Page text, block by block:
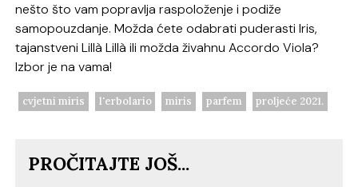
nešto što vam popravlja raspoloženje i podiže
samopouzdanje. Možda ćete odabrati puderasti Iris,
tajanstveni Lillà Lillà ili možda živahnu Accordo Viola?
Izbor je na vama!
cvjetni miris l'erbolario miris parfem proljeće 2021.
PROČITAJTE JOŠ...